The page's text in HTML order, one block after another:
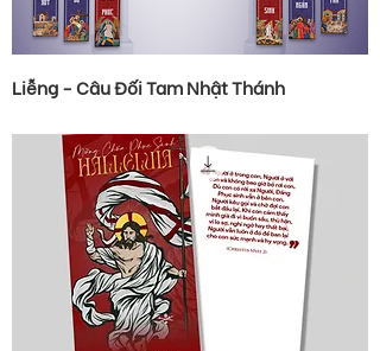
Liễng - Câu Đối Tam Nhật Thánh